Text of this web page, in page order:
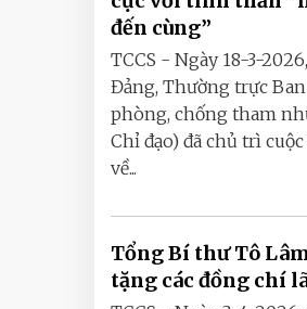
đến cùng”
TCCS - Ngày 18-3-
Đảng, Thường trực
phòng, chống tham
Chỉ đạo) đã chủ trì
về...
Tổng Bí thư Tô
tặng các đồng chí